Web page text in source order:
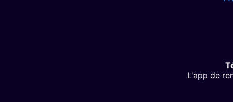
L'app de